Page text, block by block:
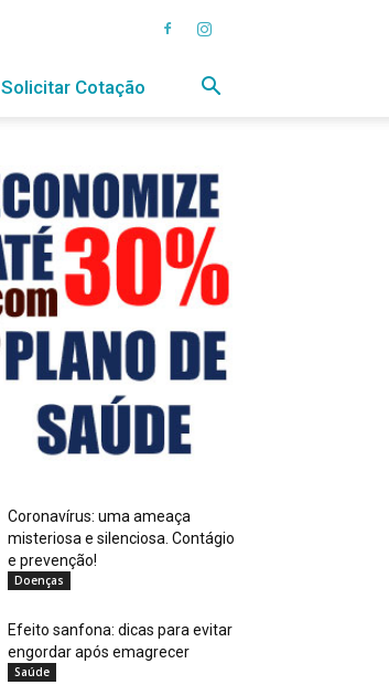
Solicitar Cotação
Coronavírus: uma ameaça
misteriosa e silenciosa. Contágio
e prevenção!
Doenças
Efeito sanfona: dicas para evitar
engordar após emagrecer
Saúde